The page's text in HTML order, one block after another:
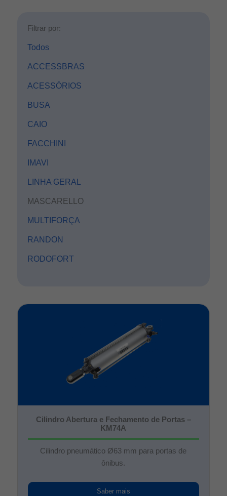
Filtrar por:
Todos
ACCESSBRAS
ACESSÓRIOS
BUSA
CAIO
FACCHINI
IMAVI
LINHA GERAL
MASCARELLO
MULTIFORÇA
RANDON
RODOFORT
Cilindro Abertura e Fechamento de Portas –
KM74A
Cilindro pneumático Ø63 mm para portas de
ônibus.
Saber mais